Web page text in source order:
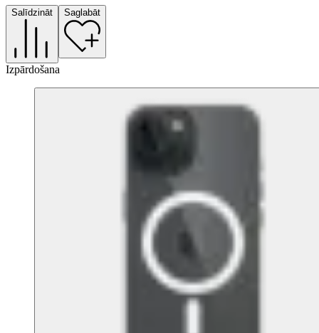
Salīdzināt Saglabāt
Izpārdošana